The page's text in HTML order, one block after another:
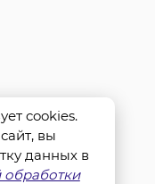
cookies.
вы
данных в
обработки